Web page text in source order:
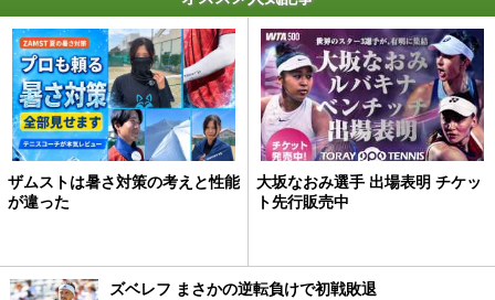
ザムストは暑さ対策の考えと性能
が違った
大坂なおみ選手 出場表明 チケッ
ト先行販売中
ズベレフ まさかの逆転負けで初戦敗退